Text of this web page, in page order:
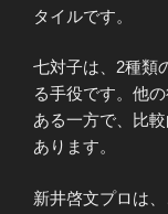
タイルです。
七対子は、2種類
る手役です。他
ある一方で、比
あります。
新井啓文プロは